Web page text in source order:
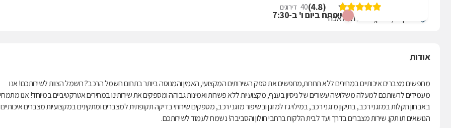
ייפתח ביום ו' ב-7:30
(
4.8
)
40 דירוגים
אודות
מחפשים מצברים איכותיים במחירים ללא תחרות,מחפשים את ספק השירותים המקצועי, האמין והמנוסה ביותר בתחום חשמל הרכב? חשמל הצוות לשירותכם! אנו
מעמידים לרשותכם למעלה משלושה עשורים של ניסיון בענף, מקצועיות ללא פשרות ואמינות גבוהה ומספקים את שירותינו במחירים אטרקטיביים במיוחד! אנו
באבחון תקלות במזגני רכב, בתיקון מזגני רכב, במילוי גז למזגן ובשיפור מזגני רכב, מספקים שירותי בדיקה תקופתית למצברים ומתקינים במקצועיות מצברים איכותיים
הנושאים תו תקן. שירות מצברים בדרך ועד לבית הלקוח ברחבי חולון והסביבה! נשמח לעמוד לשירותכם.